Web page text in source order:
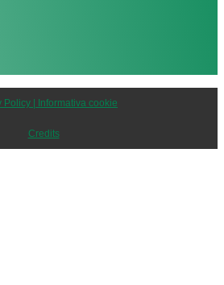
Policy | Informativa cookie
Credits